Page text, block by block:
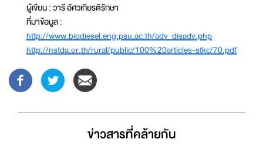
ผู้เขียน : วารี อัศวเกียรติรักษา
ที่มาข้อมูล :
http://www.biodiesel.eng.psu.ac.th/adv_disadv.php
http://nstda.or.th/rural/public/100%20articles-stkc/70.pdf
ข่าวสารที่่คล้ายกัน